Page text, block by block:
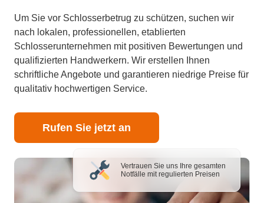
Um Sie vor Schlosserbetrug zu schützen, suchen wir
nach lokalen, professionellen, etablierten
Schlosserunternehmen mit positiven Bewertungen und
qualifizierten Handwerkern. Wir erstellen Ihnen
schriftliche Angebote und garantieren niedrige Preise für
qualitativ hochwertigen Service.
Rufen Sie jetzt an
Vertrauen Sie uns Ihre gesamten
Notfälle mit regulierten Preisen